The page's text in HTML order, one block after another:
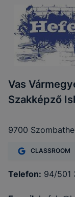
Vas
Szakképző
9700
CLASSROOM
Telefon: 94/501